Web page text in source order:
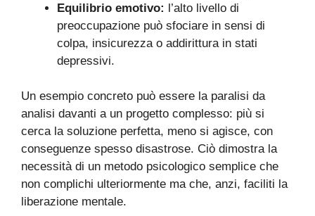
Equilibrio emotivo: l’alto livello di
preoccupazione può sfociare in sensi di
colpa, insicurezza o addirittura in stati
depressivi.
Un esempio concreto può essere la paralisi da
analisi davanti a un progetto complesso: più si
cerca la soluzione perfetta, meno si agisce, con
conseguenze spesso disastrose. Ciò dimostra la
necessità di un metodo psicologico semplice che
non complichi ulteriormente ma che, anzi, faciliti la
liberazione mentale.